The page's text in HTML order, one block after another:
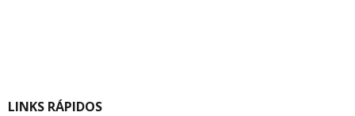
LINKS RÁPIDOS